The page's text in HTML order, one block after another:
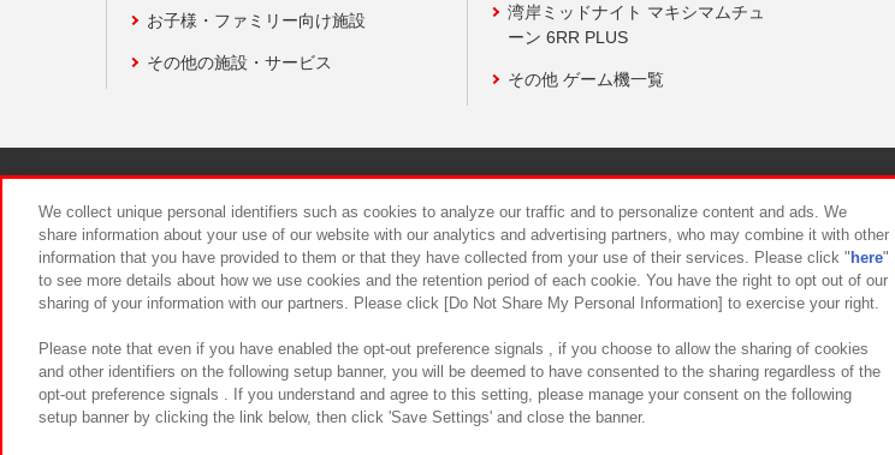
お子様・ファミリー向け施設
その他の施設・サービス
湾岸ミッドナイト マキシマムチュ
ーン 6RR PLUS
その他 ゲーム機一覧
食品のご提供について カスタマーハラスメント対応方針
We collect unique personal identifiers such as cookies to analyze our traffic and to personalize content and ads. We
share information about your use of our website with our analytics and advertising partners, who may combine it with other
information that you have provided to them or that they have collected from your use of their services. Please click " here"
to see more details about how we use cookies and the retention period of each cookie. You have the right to opt out of our
sharing of your information with our partners. Please click [Do Not Share My Personal Information] to exercise your right.
Please note that even if you have enabled the opt-out preference signals , if you choose to allow the sharing of cookies
and other identifiers on the following setup banner, you will be deemed to have consented to the sharing regardless of the
opt-out preference signals . If you understand and agree to this setting, please manage your consent on the following
setup banner by clicking the link below, then click 'Save Settings' and close the banner.